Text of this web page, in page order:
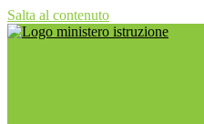
Salta al contenuto